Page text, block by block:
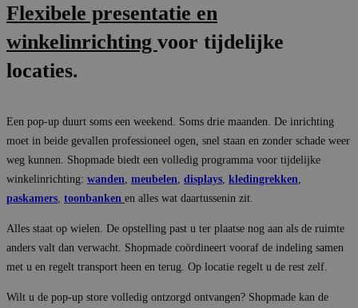
Flexibele presentatie en
winkelinrichting voor tijdelijke
locaties.
Een pop-up duurt soms een weekend. Soms drie maanden. De inrichting
moet in beide gevallen professioneel ogen, snel staan en zonder schade weer
weg kunnen. Shopmade biedt een volledig programma voor tijdelijke
winkelinrichting: wanden, meubelen, displays, kledingrekken,
paskamers, toonbanken en alles wat daartussenin zit.
Alles staat op wielen. De opstelling past u ter plaatse nog aan als de ruimte
anders valt dan verwacht. Shopmade coördineert vooraf de indeling samen
met u en regelt transport heen en terug. Op locatie regelt u de rest zelf.
Wilt u de pop-up store volledig ontzorgd ontvangen? Shopmade kan de